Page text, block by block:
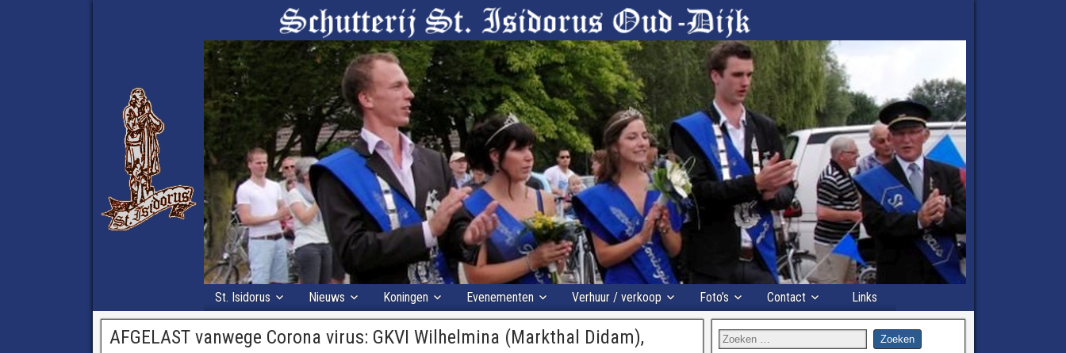
St. Isidorus Nieuws Koningen Evenementen Verhuur / verkoop Foto’s Contact Links
AFGELAST vanwege Corona virus: GKVI Wilhelmina (Markthal Didam),